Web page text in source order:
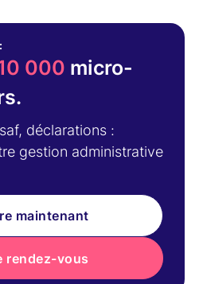
000 micro-
déclarations :
gestion administrative
maintenant
rendez-vous